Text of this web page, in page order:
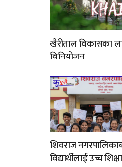
खैरीताल विकासका
विनियोजन
शिवराज
विद्यार्थीलाई उच्च